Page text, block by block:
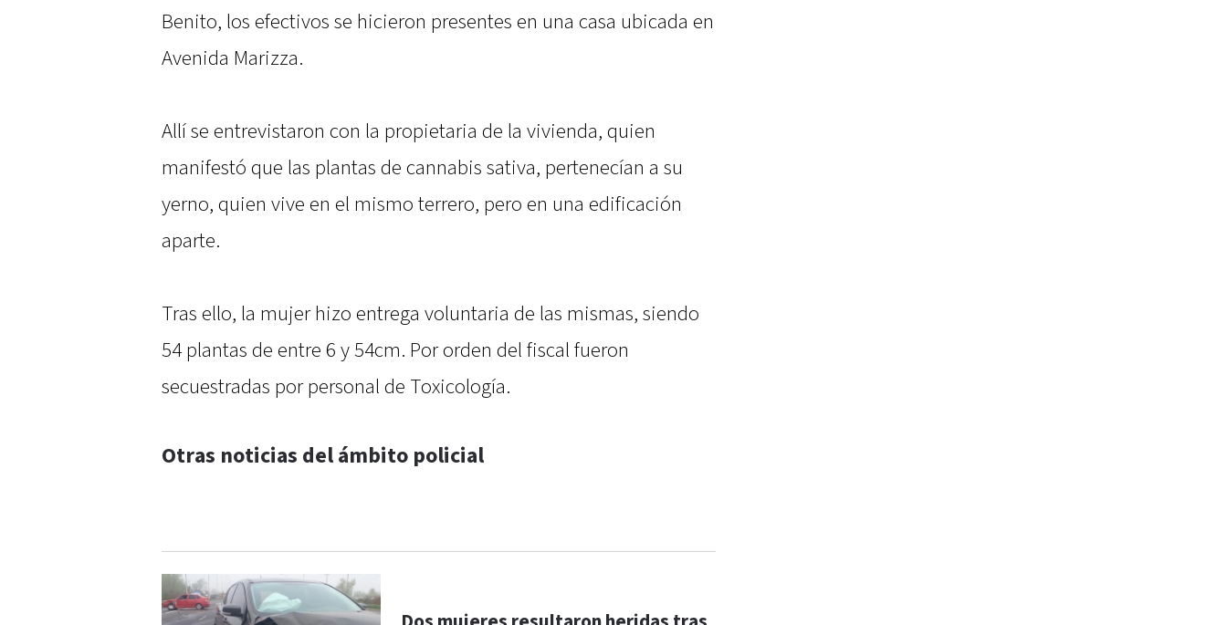
Benito, los efectivos se hicieron presentes en una casa ubicada en
Avenida Marizza.
Allí se entrevistaron con la propietaria de la vivienda, quien
manifestó que las plantas de cannabis sativa, pertenecían a su
yerno, quien vive en el mismo terrero, pero en una edificación
aparte.
Tras ello, la mujer hizo entrega voluntaria de las mismas, siendo
54 plantas de entre 6 y 54cm. Por orden del fiscal fueron
secuestradas por personal de Toxicología.
Otras noticias del ámbito policial